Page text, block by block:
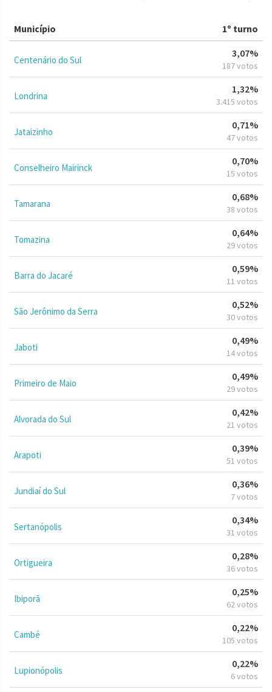
Município 1º turno
Centenário do Sul
3,07%
187 votos
Londrina
1,32%
3.415 votos
Jataizinho
0,71%
47 votos
Conselheiro Mairinck
0,70%
15 votos
Tamarana
0,68%
38 votos
Tomazina
0,64%
29 votos
Barra do Jacaré
0,59%
11 votos
São Jerônimo da Serra
0,52%
30 votos
Jaboti
0,49%
14 votos
Primeiro de Maio
0,49%
29 votos
Alvorada do Sul
0,42%
21 votos
Arapoti
0,39%
51 votos
Jundiaí do Sul
0,36%
7 votos
Sertanópolis
0,34%
31 votos
Ortigueira
0,28%
36 votos
Ibiporã
0,25%
62 votos
Cambé
0,22%
105 votos
Lupionópolis
0,22%
6 votos